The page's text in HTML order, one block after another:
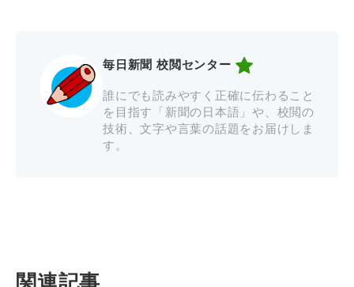
毎日新聞 校閲センター
誰にでも読みやすく正確に伝わること
を目指す「新聞の日本語」や、校閲の
技術、文字や言葉の話題をお届けしま
す。
関連記事